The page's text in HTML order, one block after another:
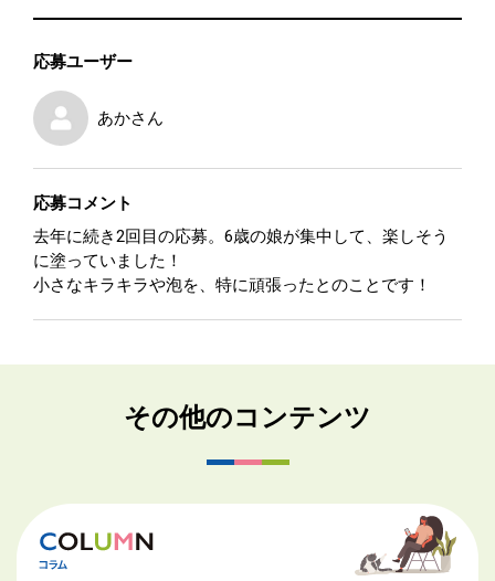
応募ユーザー
あかさん
応募コメント
去年に続き2回目の応募。6歳の娘が集中して、楽しそう
に塗っていました！
小さなキラキラや泡を、特に頑張ったとのことです！
その他のコンテンツ